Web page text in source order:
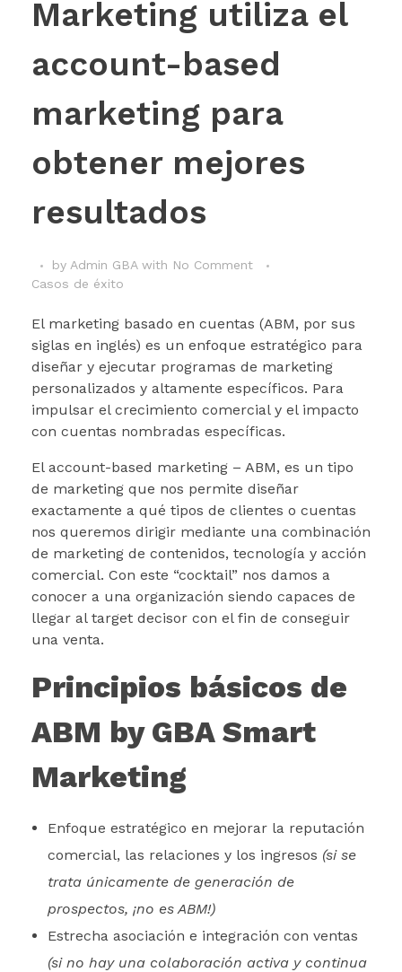
Marketing utiliza el
account-based
marketing para
obtener mejores
resultados
by Admin GBA with No Comment
Casos de éxito
El marketing basado en cuentas (ABM, por sus
siglas en inglés) es un enfoque estratégico para
diseñar y ejecutar programas de marketing
personalizados y altamente específicos. Para
impulsar el crecimiento comercial y el impacto
con cuentas nombradas específicas.
El account-based marketing – ABM, es un tipo
de marketing que nos permite diseñar
exactamente a qué tipos de clientes o cuentas
nos queremos dirigir mediante una combinación
de marketing de contenidos, tecnología y acción
comercial. Con este “cocktail” nos damos a
conocer a una organización siendo capaces de
llegar al target decisor con el fin de conseguir
una venta.
Principios básicos de
ABM by GBA Smart
Marketing
Enfoque estratégico en mejorar la reputación
comercial, las relaciones y los ingresos (si se
trata únicamente de generación de
prospectos, ¡no es ABM!)
Estrecha asociación e integración con ventas
(si no hay una colaboración activa y continua